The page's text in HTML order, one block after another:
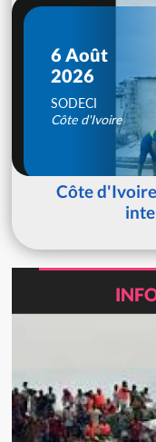
6 Août
2026
SODECI
Côte d'Ivoire
Côte